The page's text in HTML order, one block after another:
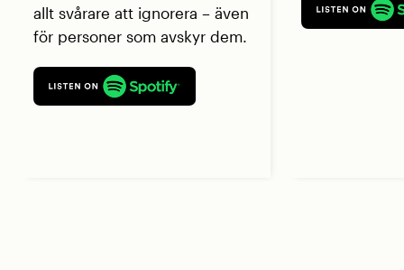
allt svårare att ignorera – även
för personer som avskyr dem.